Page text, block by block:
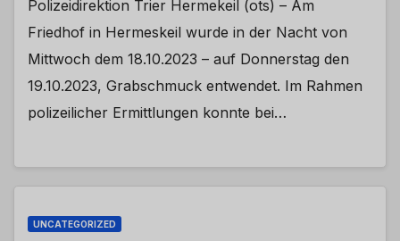
Polizeidirektion Trier Hermekeil (ots) – Am
Friedhof in Hermeskeil wurde in der Nacht von
Mittwoch dem 18.10.2023 – auf Donnerstag den
19.10.2023, Grabschmuck entwendet. Im Rahmen
polizeilicher Ermittlungen konnte bei…
UNCATEGORIZED